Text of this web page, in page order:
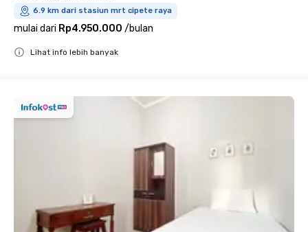
6.9 km dari stasiun mrt cipete raya
mulai dari Rp4.950.000 /bulan
Lihat info lebih banyak